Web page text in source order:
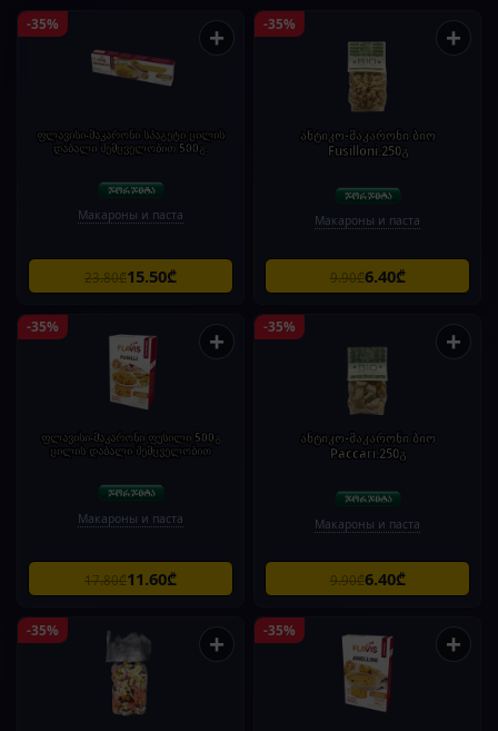
-35% +
ფლავისი-მაკარონი სპაგეტი ცილის
დაბალი შემცველობით 500გ.
Макароны и паста
23.80₾15.50₾
-35% +
ანტიკო-მაკარონი ბიო
Fusilloni.250გ
Макароны и паста
9.90₾6.40₾
-35% +
ფლავისი-მაკარონი ფუსილი 500გ
ცილის დაბალი შემცველობით
Макароны и паста
17.80₾11.60₾
-35% +
ანტიკო-მაკარონი ბიო
Paccari.250გ
Макароны и паста
9.90₾6.40₾
-35% + -35% +